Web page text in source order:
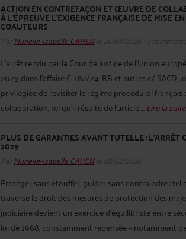
ACTION EN CONTREFAÇON ET ŒUVRE DE
À L’ÉPREUVE L’EXIGENCE FRANÇAISE DE MISE
COAUTEURS
Par Murielle-Isabelle CAHENle 21/04/2026 - 1
L’arrêt rendu par la Cour de justice de l’Union
2025 dans l’affaire C‑182/24, RB et autres c/ SACD
privilégiée de revisiter le régime procédural français
collaboration, tel qu’il résulte de l’article ...Lire la
PLUS DE GARANTIES AVANT TUTELLE : L’ARRÊT
2025
Par Murielle-Isabelle CAHENle 18/02/2026
Protéger sans étouffer, guider sans contraindre : tel
traverse le droit des mesures de protection des
judiciaire devient un exercice d’équilibriste entre
loi de 1968, constamment repensée – notamment